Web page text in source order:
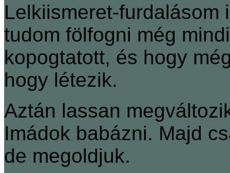
Lelkiismeret-furdalásom
tudom fölfogni még
kopogtatott, és hogy
hogy létezik.
Aztán lassan
Imádok babázni. Majd
de megoldjuk.